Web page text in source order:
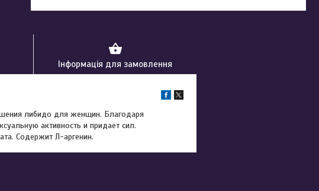
Інформація для замовлення
либидо для женщин. Благодаря
активность и придает сил.
Содержит Л-аргенин.